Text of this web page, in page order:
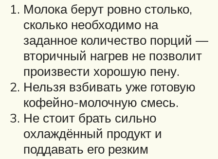
Молока берут ровно столько,
сколько необходимо на
заданное количество порций —
вторичный нагрев не позволит
произвести хорошую пену.
Нельзя взбивать уже готовую
кофейно-молочную смесь.
Не стоит брать сильно
охлаждённый продукт и
поддавать его резким